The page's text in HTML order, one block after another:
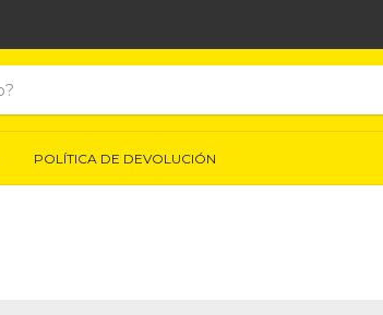
POLÍTICA DE DEVOLUCIÓN